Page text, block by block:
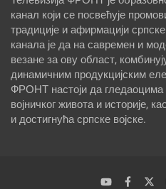
канал који се посвећује
традиције и афирмацији
канала је да на савремен и
везане за ову област,
динамичним продукцијским
ФРОНТ настоји да
војничког живота и историје,
и достигнућа српске војске.